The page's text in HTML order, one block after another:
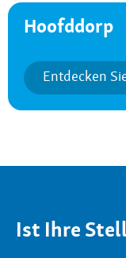
Hoofddorp
Entdecken
Ist Ihre